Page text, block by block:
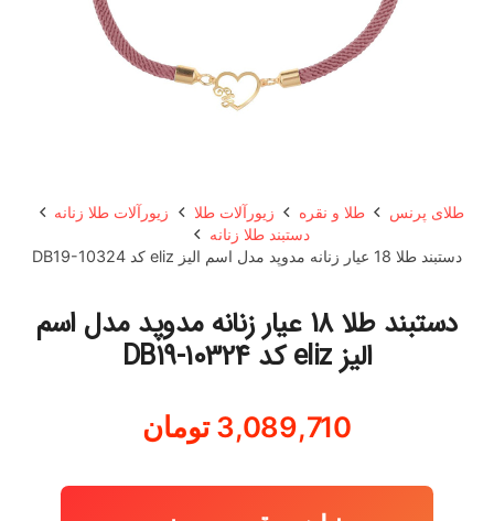
طلای پرنس طلا و نقره زیورآلات طلا
زیورآلات طلا زنانه
دستبند طلا زنانه
دستبند طلا 18 عیار زنانه مدوپد مدل اسم الیز eliz کد DB19-10324
دستبند طلا 18 عیار زنانه مدوپد مدل اسم
الیز eliz کد DB19-10324
3,089,710 تومان